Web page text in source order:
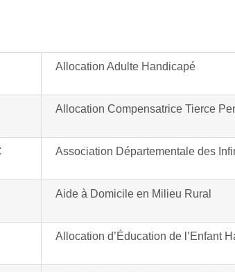
Allocation Adulte Handicapé
Allocation Compensatrice Tierce
Association Départementale des
Aide à Domicile en Milieu Rural
Allocation d’Éducation de l’Enfant